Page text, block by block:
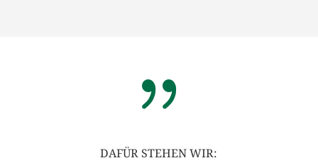
{
DAFÜR STEHEN WIR: